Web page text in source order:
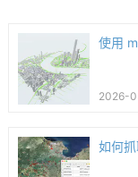
使用
2026-
如何